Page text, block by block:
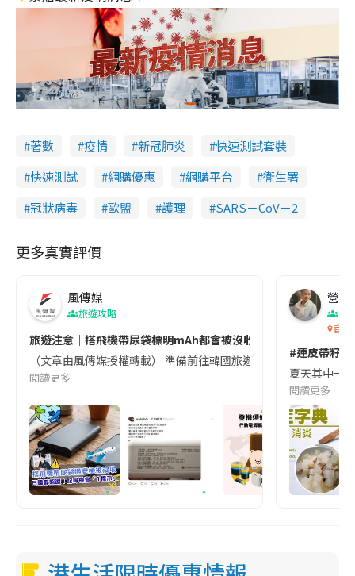
著數 疫情 新冠肺炎
快速測試套裝
快速測試
網購優惠 網購平台
衞生署
冠狀病毒
歐盟 護理 SARS－CoV－2
更多真實評價
風傳媒
旅遊攻略
旅遊注意｜搭飛機帶尿袋標明mAh都會被沒收😱出發前切記檢查
（文章由風傳媒授權轉載） 準備前往韓國旅遊的民眾，近期要
閱讀更多
營養
香港
#連皮帶籽
夏天其中一
閱讀更多